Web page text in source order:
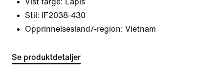
Vist farge: Lapis
Stil:
IF2038-430
Opprinnelsesland/-region: Vietnam
Se produktdetaljer